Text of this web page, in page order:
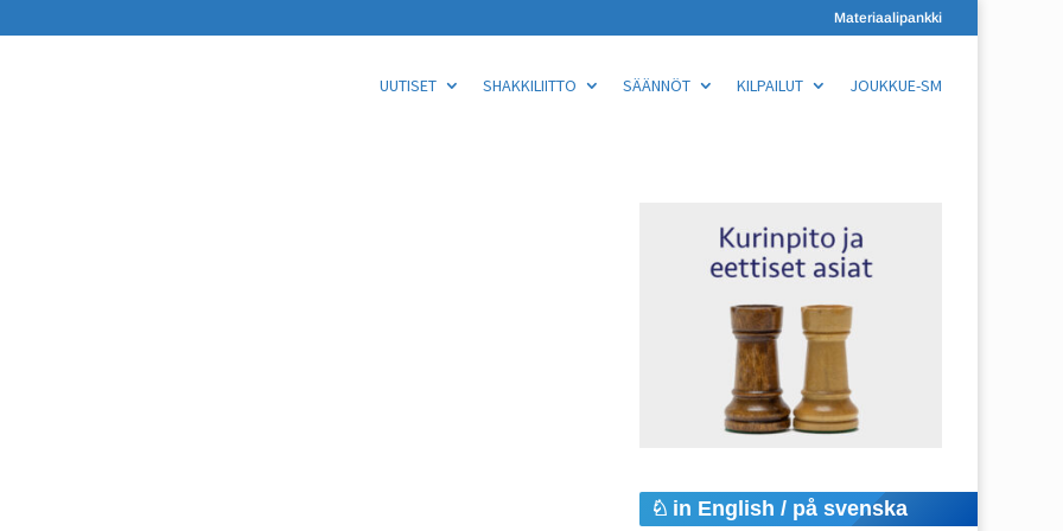
Materiaalipankki
UUTISET SHAKKILIITTO SÄÄNNÖT KILPAILUT JOUKKUE-SM
in English / på svenska